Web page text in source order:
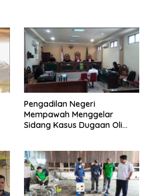
Pengadilan Negeri
Mempawah Menggelar
Sidang Kasus Dugaan Oli
Penipuan Dari Jaringan
Pemasok PT. DAB